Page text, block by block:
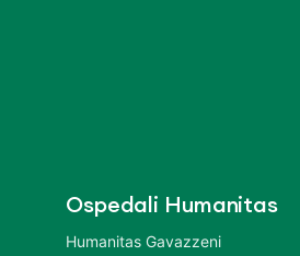
Ospedali Humanitas
Humanitas Gavazzeni